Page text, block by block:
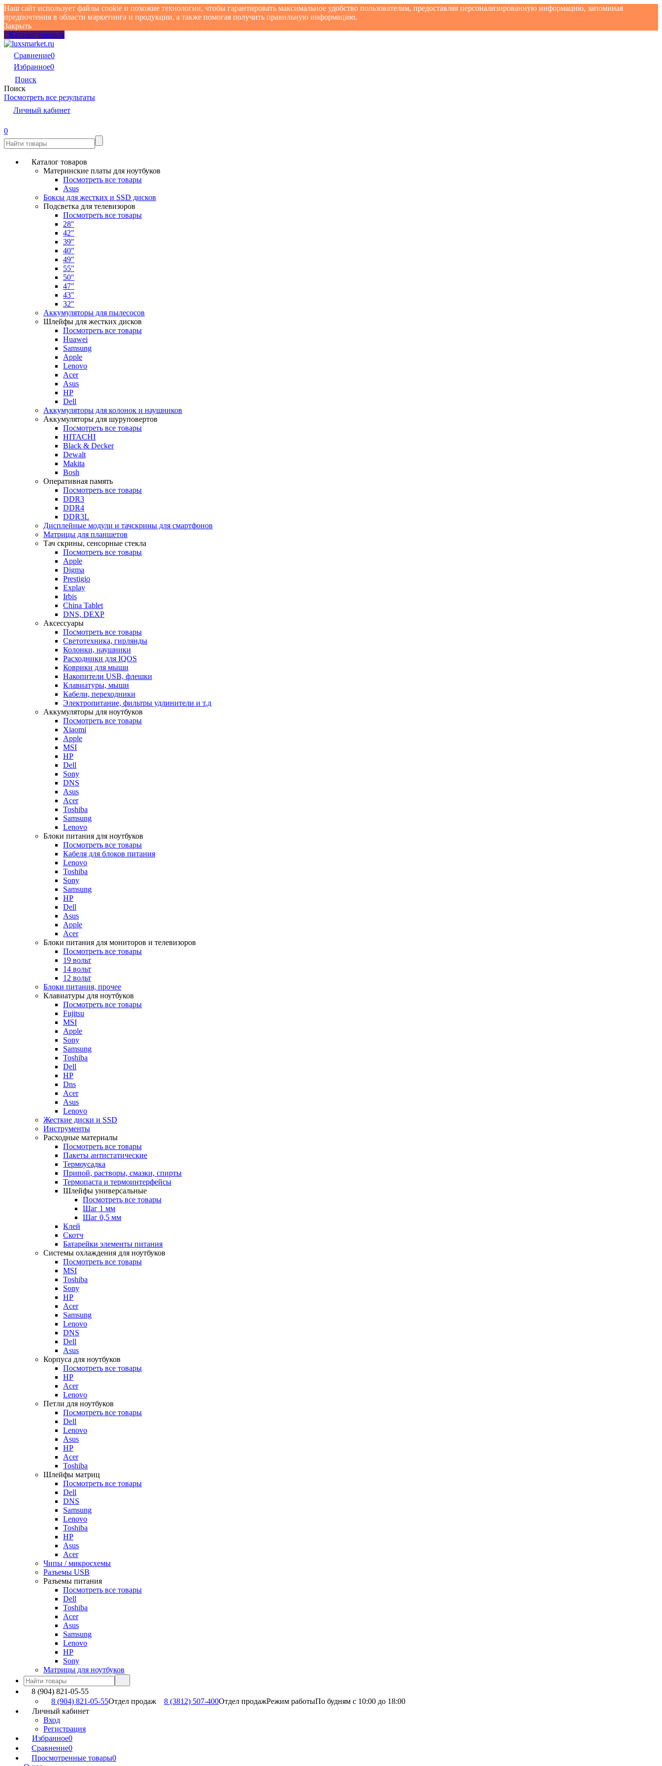
Наш сайт использует файлы cookie и похожие технологии, чтобы гарантировать максимальное удобство пользователям, предоставляя персонализированную информацию, запоминая
предпочтения в области маркетинга и продукции, а также помогая получить правильную информацию.
Закрыть
Каталог товаров
Сравнение0
Избранное0
Поиск
Поиск
Посмотреть все результаты
Личный кабинет
0
Каталог товаров
Материнские платы для ноутбуков
Посмотреть все товары
Asus
Боксы для жестких и SSD дисков
Подсветка для телевизоров
Посмотреть все товары
28"
42"
39"
40"
49"
55"
50"
47"
43"
32"
Аккумуляторы для пылесосов
Шлейфы для жестких дисков
Посмотреть все товары
Huawei
Samsung
Apple
Lenovo
Acer
Asus
HP
Dell
Аккумуляторы для колонок и наушников
Аккумуляторы для шуруповертов
Посмотреть все товары
HITACHI
Black & Decker
Dewalt
Makita
Bosh
Оперативная память
Посмотреть все товары
DDR3
DDR4
DDR3L
Дисплейные модули и тачскрины для смартфонов
Матрицы для планшетов
Тач скрины, сенсорные стекла
Посмотреть все товары
Apple
Digma
Prestigio
Explay
Irbis
China Tablet
DNS, DEXP
Аксессуары
Посмотреть все товары
Светотехника, гирлянды
Колонки, наушники
Расходники для IQOS
Коврики для мыши
Накопители USB, флешки
Клавиатуры, мыши
Кабели, переходники
Электропитание, фильтры удлинители и т.д
Аккумуляторы для ноутбуков
Посмотреть все товары
Xiaomi
Apple
MSI
HP
Dell
Sony
DNS
Asus
Acer
Toshiba
Samsung
Lenovo
Блоки питания для ноутбуков
Посмотреть все товары
Кабеля для блоков питания
Lenovo
Toshiba
Sony
Samsung
HP
Dell
Asus
Apple
Acer
Блоки питания для мониторов и телевизоров
Посмотреть все товары
19 вольт
14 вольт
12 вольт
Блоки питания, прочее
Клавиатуры для ноутбуков
Посмотреть все товары
Fujitsu
MSI
Apple
Sony
Samsung
Toshiba
Dell
HP
Dns
Acer
Asus
Lenovo
Жесткие диски и SSD
Инструменты
Расходные материалы
Посмотреть все товары
Пакеты антистатические
Термоусадка
Припой, растворы, смазки, спирты
Термопаста и термоинтерфейсы
Шлейфы универсальные
Посмотреть все товары
Шаг 1 мм
Шаг 0,5 мм
Клей
Скотч
Батарейки элементы питания
Системы охлаждения для ноутбуков
Посмотреть все товары
MSI
Toshiba
Sony
HP
Acer
Samsung
Lenovo
DNS
Dell
Asus
Корпуса для ноутбуков
Посмотреть все товары
HP
Acer
Lenovo
Петли для ноутбуков
Посмотреть все товары
Dell
Lenovo
Asus
HP
Acer
Toshiba
Шлейфы матриц
Посмотреть все товары
Dell
DNS
Samsung
Lenovo
Toshiba
HP
Asus
Acer
Чипы / микросхемы
Разъемы USB
Разъемы питания
Посмотреть все товары
Dell
Toshiba
Acer
Asus
Samsung
Lenovo
HP
Sony
Матрицы для ноутбуков
8 (904) 821-05-55
8 (904) 821-05-55Отдел продаж 8 (3812) 507-400Отдел продажРежим работыПо будням с 10:00 до 18:00
Личный кабинет
Вход
Регистрация
Избранное0
Сравнение0
Просмотренные товары0